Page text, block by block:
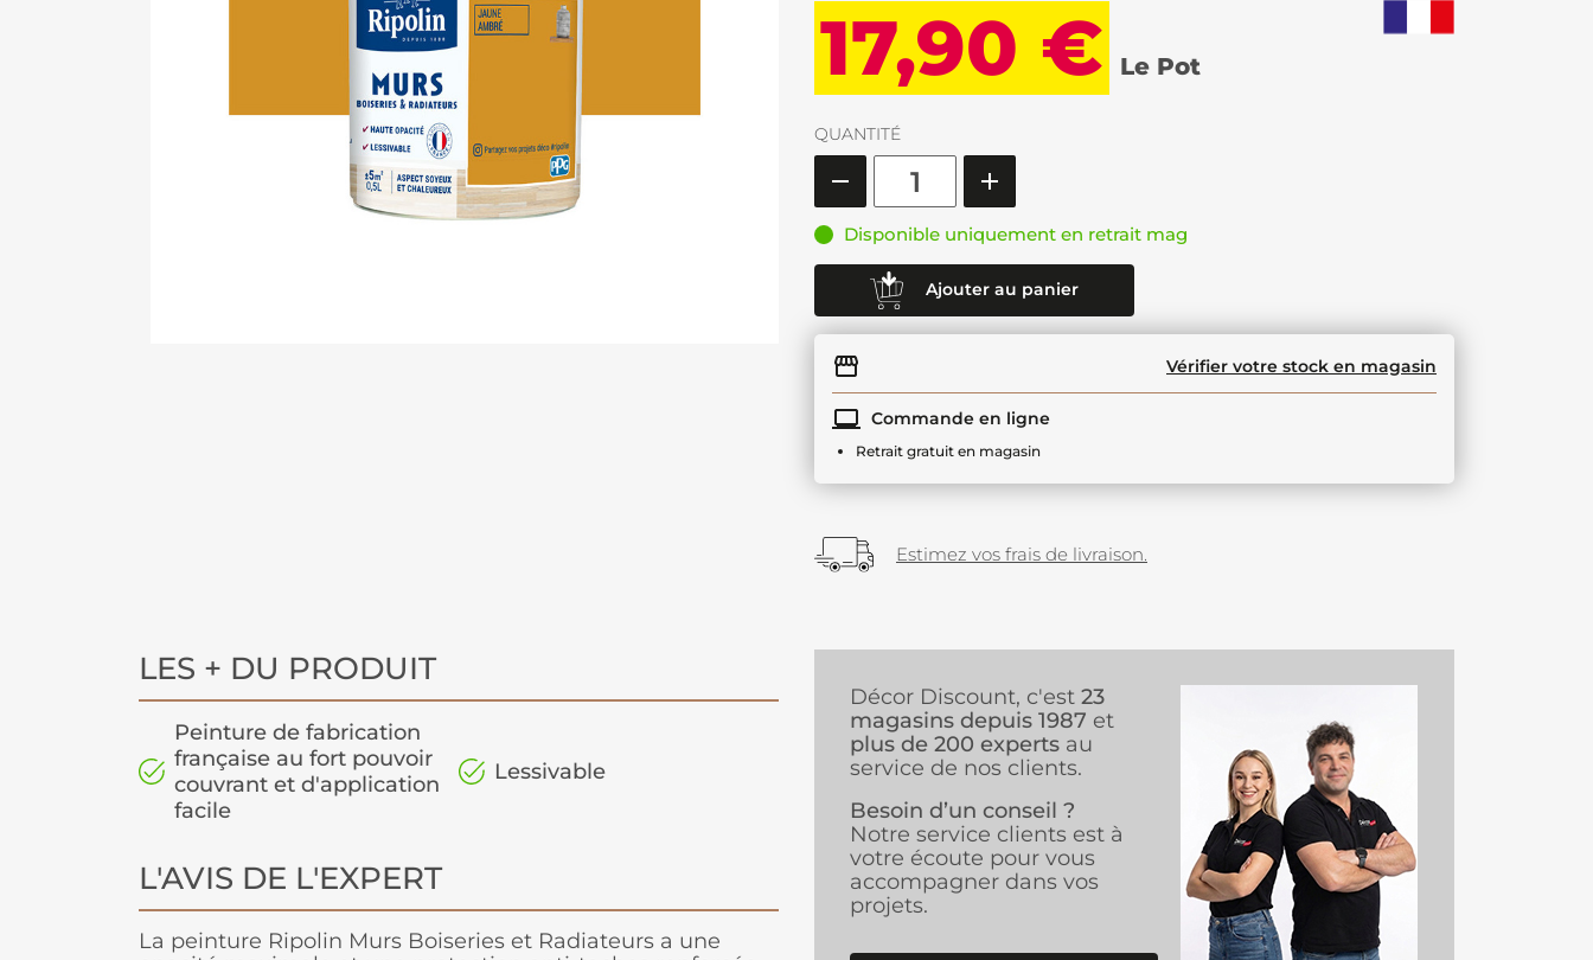
17,90 € Le Pot
QUANTITÉ
Disponible uniquement en retrait mag
Ajouter au panier
Vérifier votre stock en magasin
Commande en ligne
Retrait gratuit en magasin
Estimez vos frais de livraison.
LES + DU PRODUIT
Peinture de fabrication
française au fort pouvoir
couvrant et d'application
facile
Lessivable
L'AVIS DE L'EXPERT
La peinture Ripolin Murs Boiseries et Radiateurs a une
Décor Discount, c'est 23
magasins depuis 1987 et
plus de 200 experts au
service de nos clients.
Besoin d’un conseil ?
Notre service clients est à
votre écoute pour vous
accompagner dans vos
projets.